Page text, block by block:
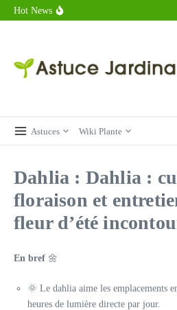
Aller au contenu
Hot News
Combien de calories dans un
Astuces Wiki Plante
Dahlia : Dahlia :
floraison et
fleur d’été
En bref 🌼
🌞 Le dahlia aime les emplacements
heures de lumière directe par jour.